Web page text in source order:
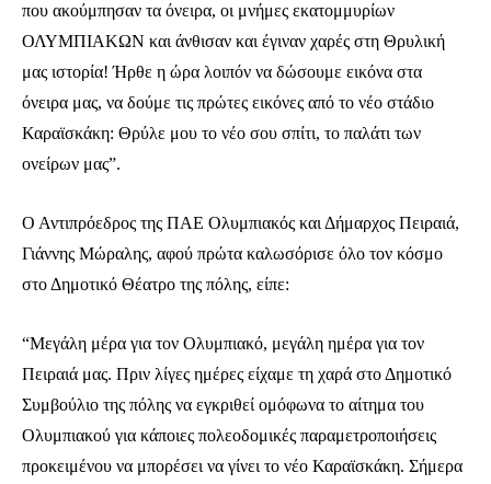
32,111 32,214
Ακόλουθοι
11,243
Ακόλουθοι
που ακούμπησαν τα όνειρα, οι μνήμες εκατομμυρίων
ΟΛΥΜΠΙΑΚΩΝ και άνθισαν και έγιναν χαρές στη Θρυλική
μας ιστορία! Ήρθε η ώρα λοιπόν να δώσουμε εικόνα στα
όνειρα μας, να δούμε τις πρώτες εικόνες από το νέο στάδιο
Καραϊσκάκη: Θρύλε μου το νέο σου σπίτι, το παλάτι των
ονείρων μας”.
Ο Αντιπρόεδρος της ΠΑΕ Ολυμπιακός και Δήμαρχος Πειραιά,
Γιάννης Μώραλης, αφού πρώτα καλωσόρισε όλο τον κόσμο
στο Δημοτικό Θέατρο της πόλης, είπε:
“Μεγάλη μέρα για τον Ολυμπιακό, μεγάλη ημέρα για τον
Πειραιά μας. Πριν λίγες ημέρες είχαμε τη χαρά στο Δημοτικό
Συμβούλιο της πόλης να εγκριθεί ομόφωνα το αίτημα του
Ολυμπιακού για κάποιες πολεοδομικές παραμετροποιήσεις
προκειμένου να μπορέσει να γίνει το νέο Καραϊσκάκη. Σήμερα